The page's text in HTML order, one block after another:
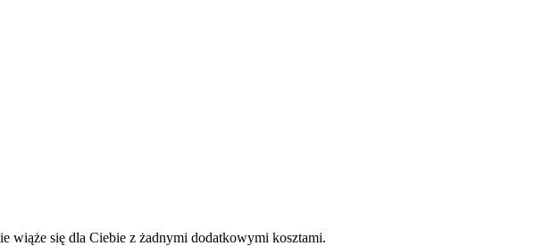
wiąże się dla Ciebie z żadnymi dodatkowymi kosztami.